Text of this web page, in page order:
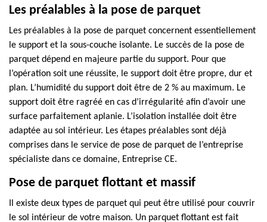
Les préalables à la pose de parquet
Les préalables à la pose de parquet concernent essentiellement
le support et la sous-couche isolante. Le succès de la pose de
parquet dépend en majeure partie du support. Pour que
l’opération soit une réussite, le support doit être propre, dur et
plan. L’humidité du support doit être de 2 % au maximum. Le
support doit être ragréé en cas d’irrégularité afin d’avoir une
surface parfaitement aplanie. L’isolation installée doit être
adaptée au sol intérieur. Les étapes préalables sont déjà
comprises dans le service de pose de parquet de l’entreprise
spécialiste dans ce domaine, Entreprise CE.
Pose de parquet flottant et massif
Il existe deux types de parquet qui peut être utilisé pour couvrir
le sol intérieur de votre maison. Un parquet flottant est fait